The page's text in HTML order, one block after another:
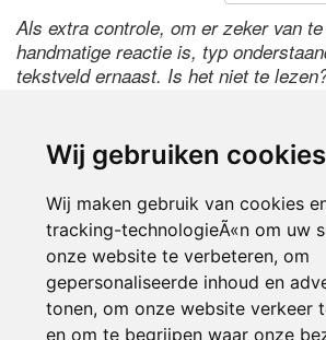
Wij gebruiken cookies
Wij maken gebruik van cookies
tracking-technologieÃ«n om uw
onze website te verbeteren, om
gepersonaliseerde inhoud en
tonen, om onze website verkeer
en om te begrijpen waar onze
Als extra controle, om er zeker van
handmatige reactie is, typ
tekstveld ernaast. Is het niet te